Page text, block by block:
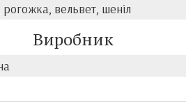
рогожка, вельвет, шеніл
Виробник